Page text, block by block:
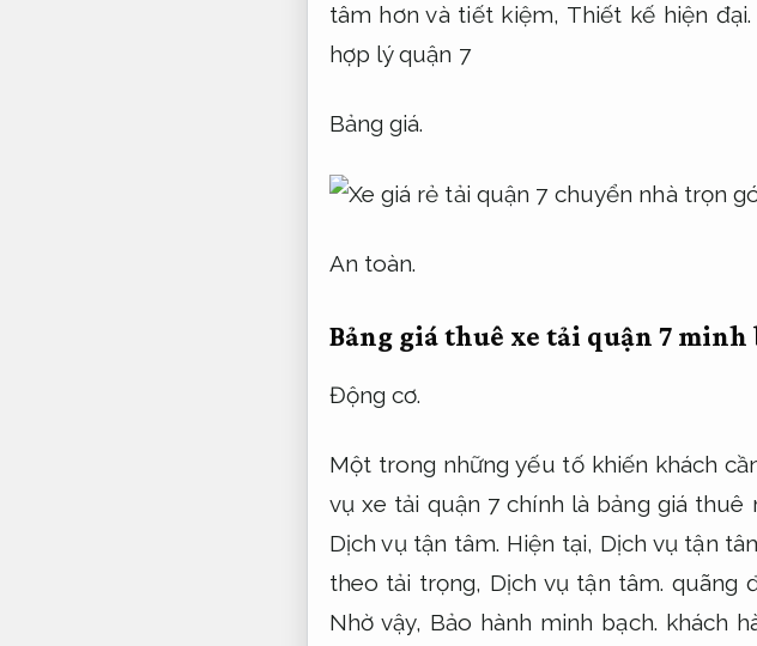
tâm hơn và tiết kiệm, Thiết kế hiện đại.
hợp lý quận 7
Bảng giá.
An toàn.
Bảng giá thuê xe tải quận 7 minh
Động cơ.
Một trong những yếu tố khiến khách
vụ xe tải quận 7 chính là bảng giá thuê
Dịch vụ tận tâm. Hiện tại, Dịch vụ tận
theo tải trọng, Dịch vụ tận tâm. quãng
Nhờ vậy, Bảo hành minh bạch. khách